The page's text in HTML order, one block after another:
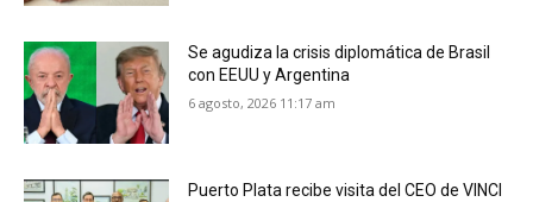
Se agudiza la crisis diplomática de Brasil
con EEUU y Argentina
6 agosto, 2026 11:17 am
Puerto Plata recibe visita del CEO de VINCI